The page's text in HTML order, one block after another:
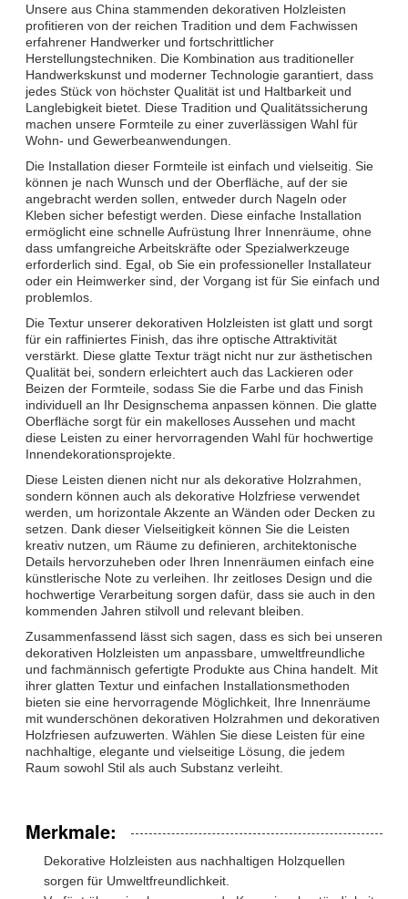
Unsere aus China stammenden dekorativen Holzleisten
profitieren von der reichen Tradition und dem Fachwissen
erfahrener Handwerker und fortschrittlicher
Herstellungstechniken. Die Kombination aus traditioneller
Handwerkskunst und moderner Technologie garantiert, dass
jedes Stück von höchster Qualität ist und Haltbarkeit und
Langlebigkeit bietet. Diese Tradition und Qualitätssicherung
machen unsere Formteile zu einer zuverlässigen Wahl für
Wohn- und Gewerbeanwendungen.
Die Installation dieser Formteile ist einfach und vielseitig. Sie
können je nach Wunsch und der Oberfläche, auf der sie
angebracht werden sollen, entweder durch Nageln oder
Kleben sicher befestigt werden. Diese einfache Installation
ermöglicht eine schnelle Aufrüstung Ihrer Innenräume, ohne
dass umfangreiche Arbeitskräfte oder Spezialwerkzeuge
erforderlich sind. Egal, ob Sie ein professioneller Installateur
oder ein Heimwerker sind, der Vorgang ist für Sie einfach und
problemlos.
Die Textur unserer dekorativen Holzleisten ist glatt und sorgt
für ein raffiniertes Finish, das ihre optische Attraktivität
verstärkt. Diese glatte Textur trägt nicht nur zur ästhetischen
Qualität bei, sondern erleichtert auch das Lackieren oder
Beizen der Formteile, sodass Sie die Farbe und das Finish
individuell an Ihr Designschema anpassen können. Die glatte
Oberfläche sorgt für ein makelloses Aussehen und macht
diese Leisten zu einer hervorragenden Wahl für hochwertige
Innendekorationsprojekte.
Diese Leisten dienen nicht nur als dekorative Holzrahmen,
sondern können auch als dekorative Holzfriese verwendet
werden, um horizontale Akzente an Wänden oder Decken zu
setzen. Dank dieser Vielseitigkeit können Sie die Leisten
kreativ nutzen, um Räume zu definieren, architektonische
Details hervorzuheben oder Ihren Innenräumen einfach eine
künstlerische Note zu verleihen. Ihr zeitloses Design und die
hochwertige Verarbeitung sorgen dafür, dass sie auch in den
kommenden Jahren stilvoll und relevant bleiben.
Zusammenfassend lässt sich sagen, dass es sich bei unseren
dekorativen Holzleisten um anpassbare, umweltfreundliche
und fachmännisch gefertigte Produkte aus China handelt. Mit
ihrer glatten Textur und einfachen Installationsmethoden
bieten sie eine hervorragende Möglichkeit, Ihre Innenräume
mit wunderschönen dekorativen Holzrahmen und dekorativen
Holzfriesen aufzuwerten. Wählen Sie diese Leisten für eine
nachhaltige, elegante und vielseitige Lösung, die jedem
Raum sowohl Stil als auch Substanz verleiht.
Merkmale:
Dekorative Holzleisten aus nachhaltigen Holzquellen
sorgen für Umweltfreundlichkeit.